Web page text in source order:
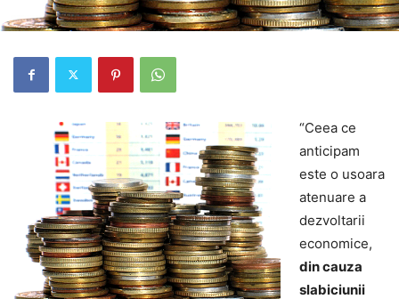
“Ceea ce
anticipam
este o usoara
atenuare a
dezvoltarii
economice,
din cauza
slabiciunii